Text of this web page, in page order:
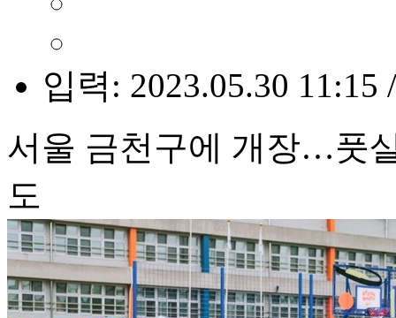
입력: 2023.05.30 11:15
서울 금천구에 개장…풋
도